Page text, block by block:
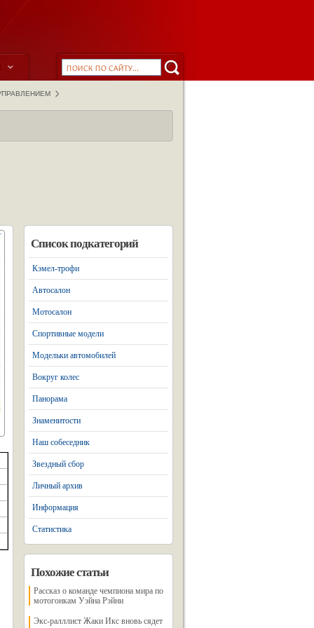
Список подкатегорий
Кэмел-трофи
Автосалон
Мотосалон
Спортивные модели
Модельки автомобилей
Вокруг колес
Панорама
Знаменитости
Наш собеседник
Звездный сбор
Личный архив
Информация
Статистика
Похожие статьи
Рассказ о команде чемпиона мира по
мотогонкам Уэйна Рэйни
Экс-ралллист Жаки Икс вновь сядет